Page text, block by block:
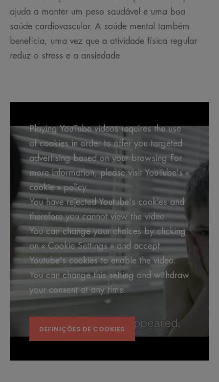
ajuda a manter um peso saudável e uma boa
saúde cardiovascular. A saúde mental também
beneficia, uma vez que a atividade física regular
reduz o stress e a ansiedade.
Playing YouTube videos requires the use
of cookies in order to offer you targeted
advertising based on your browsing For
more information, please visit YouTube's «
cookie » policy.
You have rejected Youtube's cookies and
therefore you cannot view the video.
You can change your choices by clicking
on « Cookie Settings » and accept
Youtube's cookies to enable the video.
You can change this setting and withdraw
your consent at any time.
DEFINIÇÕES DE COOKIES